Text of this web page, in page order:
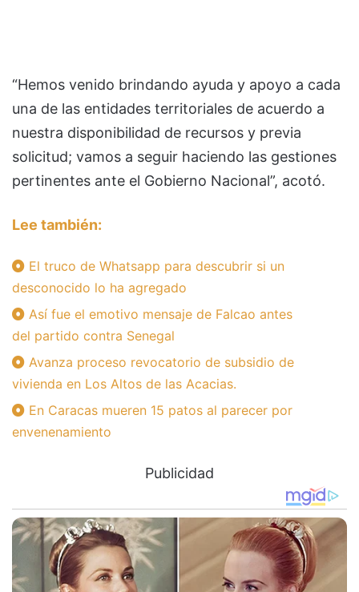
“Hemos venido brindando ayuda y apoyo a cada
una de las entidades territoriales de acuerdo a
nuestra disponibilidad de recursos y previa
solicitud; vamos a seguir haciendo las gestiones
pertinentes ante el Gobierno Nacional”, acotó.
Lee también:
El truco de Whatsapp para descubrir si un
desconocido lo ha agregado
Así fue el emotivo mensaje de Falcao antes
del partido contra Senegal
Avanza proceso revocatorio de subsidio de
vivienda en Los Altos de las Acacias.
En Caracas mueren 15 patos al parecer por
envenenamiento
Publicidad